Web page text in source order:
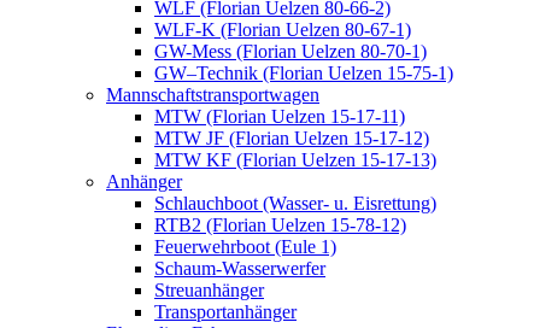
WLF (Florian Uelzen 80-66-2)
WLF-K (Florian Uelzen 80-67-1)
GW-Mess (Florian Uelzen 80-70-1)
GW–Technik (Florian Uelzen 15-75-1)
Mannschaftstransportwagen
MTW (Florian Uelzen 15-17-11)
MTW JF (Florian Uelzen 15-17-12)
MTW KF (Florian Uelzen 15-17-13)
Anhänger
Schlauchboot (Wasser- u. Eisrettung)
RTB2 (Florian Uelzen 15-78-12)
Feuerwehrboot (Eule 1)
Schaum-Wasserwerfer
Streuanhänger
Transportanhänger